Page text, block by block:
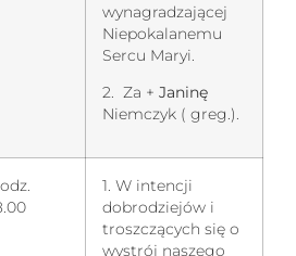
wynagradzającej
Niepokalanemu
Sercu Maryi.
2. Za + Janinę
Niemczyk ( greg.).
1. W intencji
dobrodziejów i
troszczących się o
wystrój naszego